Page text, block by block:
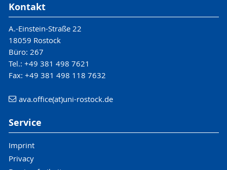
Kontakt
A.-Einstein-Straße 22
18059 Rostock
Büro: 267
Tel.: +49 381 498 7621
Fax: +49 381 498 118 7632
ava.office(at)uni-rostock.de
Service
Imprint
Privacy